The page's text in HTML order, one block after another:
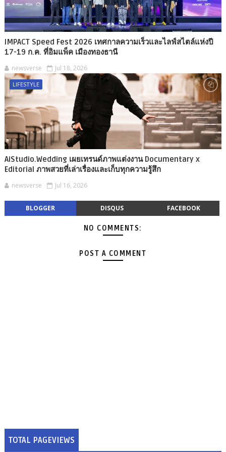
IMPACT Speed Fest 2026 เทศกาลความเร็วและไลฟ์สไตล์แห่งปี
17-19 ก.ค. ที่อิมแพ็ค เมืองทองธานี
newsverse Jul 18, 2026
LIFESTYLE
AiStudio.Wedding เผยเทรนด์ภาพแต่งงาน Documentary x
Editorial ภาพสวยที่เล่าเรื่องและเก็บทุกความรู้สึก
newsverse Jul 16, 2026
BLOGGER DISQUS FACEBOOK
NO COMMENTS:
POST A COMMENT
TOTAL PAGEVIEWS